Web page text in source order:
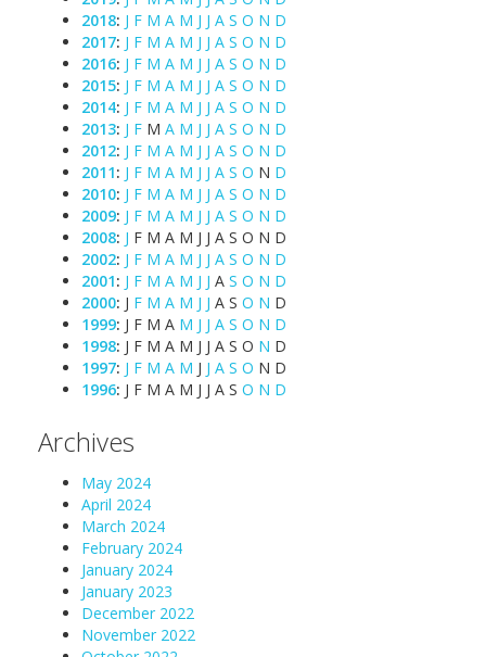
2018: J F M A M J J A S O N D
2017: J F M A M J J A S O N D
2016: J F M A M J J A S O N D
2015: J F M A M J J A S O N D
2014: J F M A M J J A S O N D
2013: J F M A M J J A S O N D
2012: J F M A M J J A S O N D
2011: J F M A M J J A S O N D
2010: J F M A M J J A S O N D
2009: J F M A M J J A S O N D
2008: J F M A M J J A S O N D
2002: J F M A M J J A S O N D
2001: J F M A M J J A S O N D
2000: J F M A M J J A S O N D
1999: J F M A M J J A S O N D
1998: J F M A M J J A S O N D
1997: J F M A M J J A S O N D
1996: J F M A M J J A S O N D
Archives
May 2024
April 2024
March 2024
February 2024
January 2024
January 2023
December 2022
November 2022